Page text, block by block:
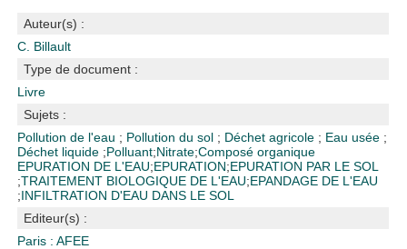
Auteur(s) :
C. Billault
Type de document :
Livre
Sujets :
Pollution de l'eau ; Pollution du sol ; Déchet agricole ; Eau usée ;
Déchet liquide ;Polluant;Nitrate;Composé organique
EPURATION DE L'EAU;EPURATION;EPURATION PAR LE SOL
;TRAITEMENT BIOLOGIQUE DE L'EAU;EPANDAGE DE L'EAU
;INFILTRATION D'EAU DANS LE SOL
Editeur(s) :
Paris : AFEE